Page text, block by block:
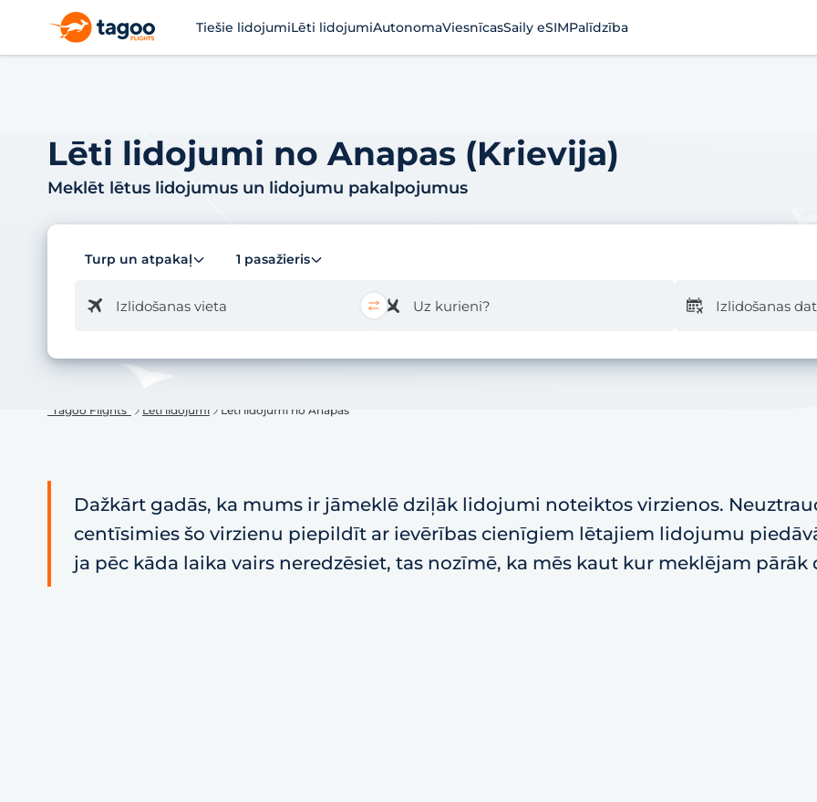
Tiešie lidojumiLēti lidojumiAutonomaViesnīcasSaily eSIMPalīdzība
Lēti lidojumi no Anapas (Krievija)
Meklēt lētus lidojumus un lidojumu pakalpojumus
Turp un atpakaļ 1 pasažieris
Izlidošanas vieta Uz kurieni? Izlidošanas
"Tagoo Flights" Lēti lidojumi Lēti lidojumi no Anapas
Dažkārt gadās, ka mums ir jāmeklē dziļāk lidojumi noteiktos virzienos.
centīsimies šo virzienu piepildīt ar ievērības cienīgiem lētajiem lidojumu
ja pēc kāda laika vairs neredzēsiet, tas nozīmē, ka mēs kaut kur meklējam pārāk